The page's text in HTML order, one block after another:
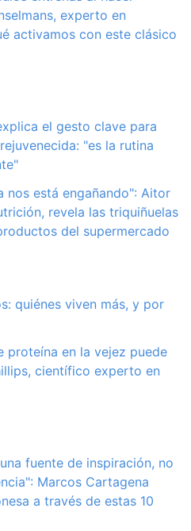
experto en
activamos con este clásico
el gesto clave para
"es la rutina
nos está engañando": Aitor
revela las triquiñuelas
del supermercado
quiénes viven más, y por
proteína en la vejez puede
científico experto en
fuente de inspiración, no
Marcos Cartagena
a través de estas 10